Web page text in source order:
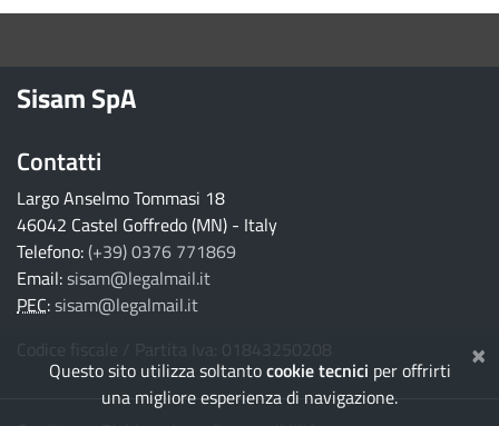
Questo sito utilizza soltantocookie tecnici per offrirti
una migliore esperienza di navigazione.
×
Sisam SpA
Contatti
Largo Anselmo Tommasi 18
46042 Castel Goffredo (MN) - Italy
Telefono:(+39) 0376 771869
Email:sisam@legalmail.it
PEC:sisam@legalmail.it